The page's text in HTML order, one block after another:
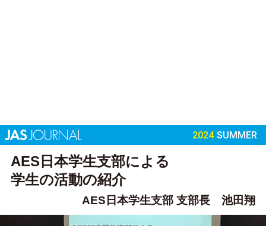
2024 SUMMER
AES日本学生支部による
学生の活動の紹介
AES日本学生支部 支部長 池田翔